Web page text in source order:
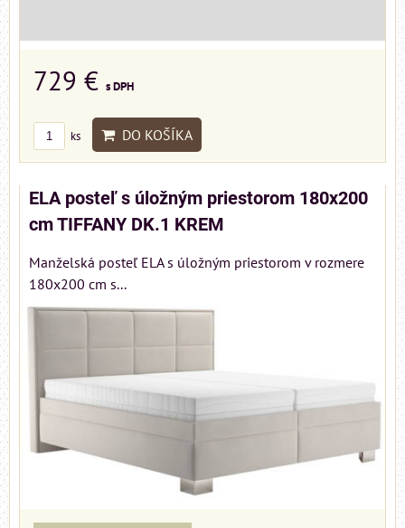
729 € s DPH
ks DO KOŠÍKA
ELA posteľ s úložným priestorom 180x200
cm TIFFANY DK.1 KREM
Manželská posteľ ELA s úložným priestorom v rozmere
180x200 cm s...